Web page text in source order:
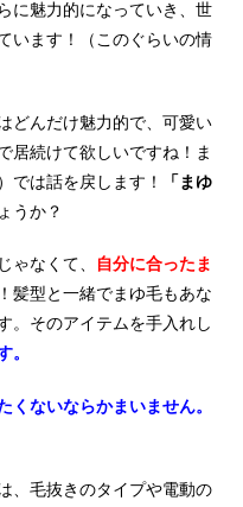
に魅力的になっていき、世
います！（このぐらいの情
どんだけ魅力的で、可愛い
居続けて欲しいですね！ま
では話を戻します！
「まゆ
うか？
ゃなくて、
自分に合ったま
髪型と一緒でまゆ毛もあな
。そのアイテムを手入れし
。
くないならかまいません。
、毛抜きのタイプや電動の